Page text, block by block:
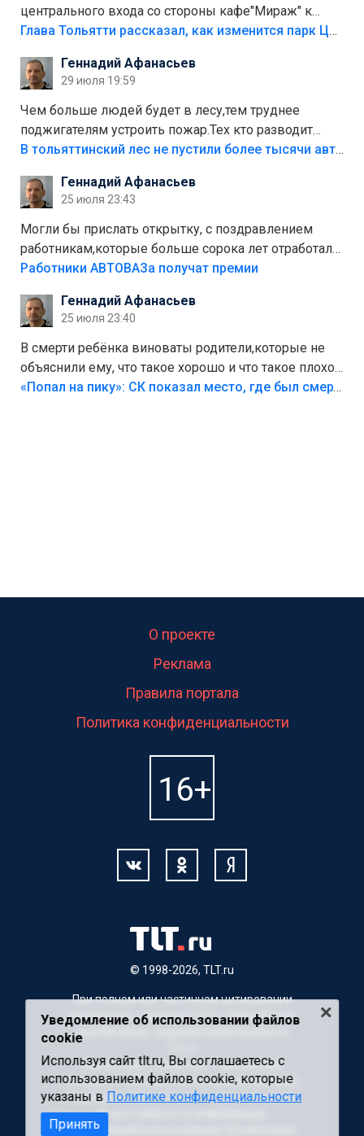
центрального входа со стороны кафе"Мираж" к
аттракционам слабо доделать?А то бордюры
лежала в парке и испортилась.Да еще,видимо,часть
украли.
Глава Тольятти рассказал, как изменится парк Центрального района
Геннадий Афанасьев
29 июля 19:59
Чем больше людей будет в лесу,тем труднее
поджигателям устроить пожар.Тех кто разводит
костры,тех надо безбожно штрафовать.Камер полно
Штрафы мизерные.
В тольяттинский лес не пустили более тысячи автомобилей
Геннадий Афанасьев
25 июля 23:43
Могли бы прислать открытку, с поздравлением
работникам,которые больше сорока лет отработали
на предприятии.
Работники АВТОВАЗа получат премии
Геннадий Афанасьев
25 июля 23:40
В смерти ребёнка виноваты родители,которые не
объяснили ему, что такое хорошо и что такое плохо!
Лезть через такой забор,верх безумия,есть же
«Попал на пику»: СК показал место, где был смертельно травмирован ребенок в Тольятти
© 1998-2026, TLT.ru
О проекте
Реклама
Правила портала
Политика конфиденциальности
При полном или частичном цитировании
материалов, ссылка на TLT.ru обязательна.
Для Интернет-изданий гиперссылка на
Материалы с пометкой "Партнерский
материал" публикуются на правах рекламы.
Редакция сайта не несет ответственности
за достоверность информации,
содержащейся в рекламных объявлениях
Уведомление об использовании файлов
cookie
Используя сайт tlt.ru, Вы соглашаетесь с
использованием файлов cookie, которые
указаны в Политике конфиденциальности
Принять